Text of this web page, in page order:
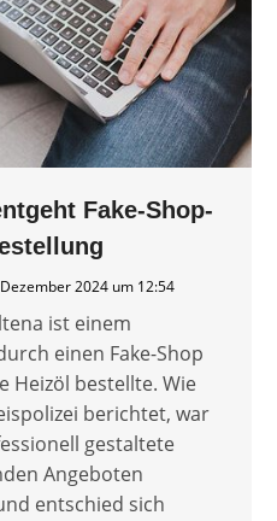
Fake-Shop-
2024 um 12:54
ist einem
einen Fake-Shop
Heizöl bestellte. Wie
berichtet, war
gestaltete
Angeboten
entschied sich